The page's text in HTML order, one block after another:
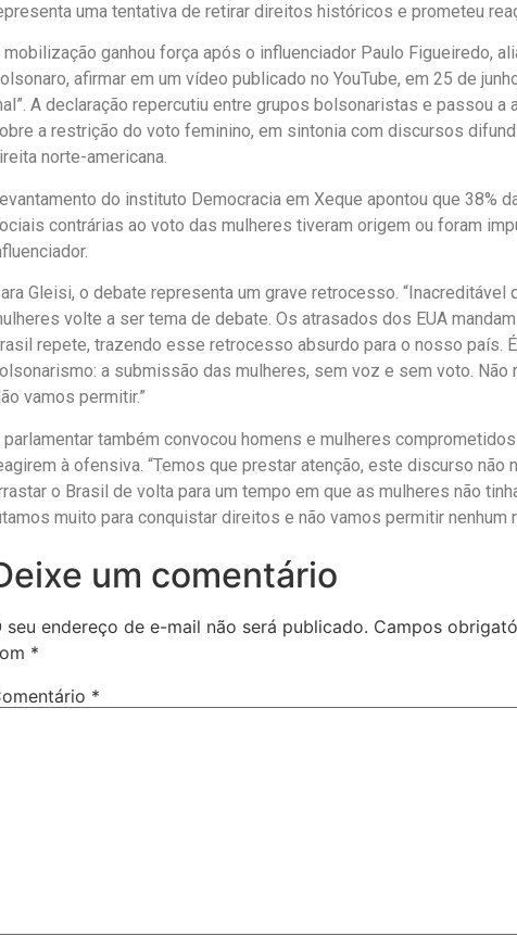
uma tentativa de retirar direitos históricos e prometeu
mobilização ganhou força após o influenciador Paulo Figueiredo,
afirmar em um vídeo publicado no YouTube, em 25 de
A declaração repercutiu entre grupos bolsonaristas e passou a
a restrição do voto feminino, em sintonia com discursos
norte-americana.
do instituto Democracia em Xeque apontou que 38%
contrárias ao voto das mulheres tiveram origem ou foram
Gleisi, o debate representa um grave retrocesso. “Inacreditável
volte a ser tema de debate. Os atrasados dos EUA
repete, trazendo esse retrocesso absurdo para o nosso país.
a submissão das mulheres, sem voz e sem voto. Não
vamos permitir.”
parlamentar também convocou homens e mulheres
à ofensiva. “Temos que prestar atenção, este discurso não
o Brasil de volta para um tempo em que as mulheres não
muito para conquistar direitos e não vamos permitir nenhum
um comentário
seu endereço de e-mail não será publicado. Campos
*
*